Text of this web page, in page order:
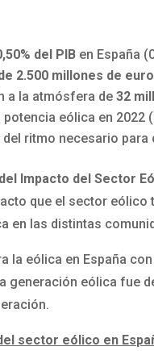
del PIB en España
2.500 millones de
a la atmósfera de32
eólica en
del ritmo necesario
Impacto del Sector
que el sector eólico
en las distintas
la eólica en España
generación eólica fue
sector eólico en